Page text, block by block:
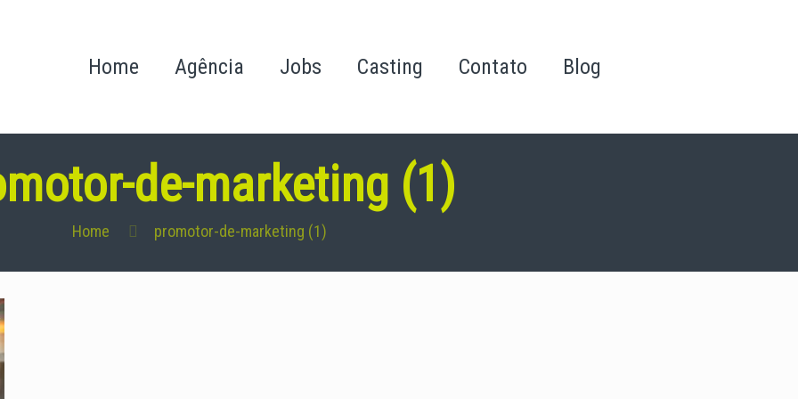
Home Agência Jobs Casting Contato Blog
de-marketing (1)
Home promotor-de-marketing (1)